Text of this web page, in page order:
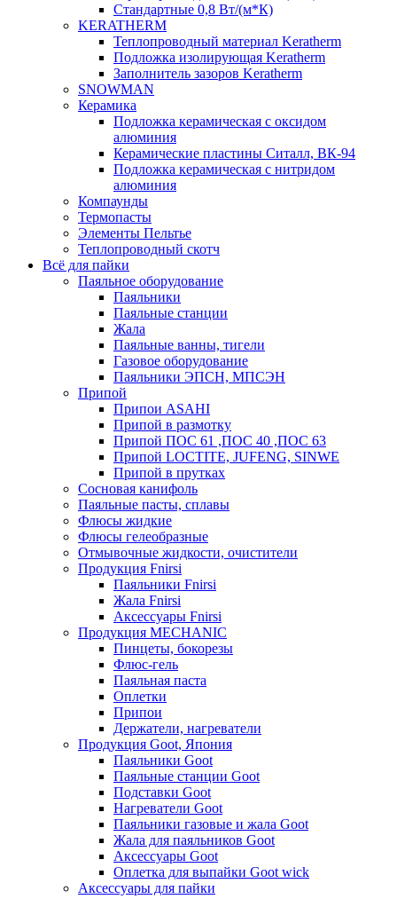
Стандартные 0,8 Вт/(м*К)
KERATHERM
Теплопроводный материал Keratherm
Подложка изолирующая Keratherm
Заполнитель зазоров Keratherm
SNOWMAN
Керамика
Подложка керамическая с оксидом
алюминия
Керамические пластины Ситалл, ВК-94
Подложка керамическая с нитридом
алюминия
Компаунды
Термопасты
Элементы Пельтье
Теплопроводный скотч
Всё для пайки
Паяльное оборудование
Паяльники
Паяльные станции
Жала
Паяльные ванны, тигели
Газовое оборудование
Паяльники ЭПСН, МПСЭН
Припой
Припои ASAHI
Припой в размотку
Припой ПОС 61 ,ПОС 40 ,ПОС 63
Припой LOCTITE, JUFENG, SINWE
Припой в прутках
Сосновая канифоль
Паяльные пасты, сплавы
Флюсы жидкие
Флюсы гелеобразные
Отмывочные жидкости, очистители
Продукция Fnirsi
Паяльники Fnirsi
Жала Fnirsi
Аксессуары Fnirsi
Продукция MECHANIC
Пинцеты, бокорезы
Флюс-гель
Паяльная паста
Оплетки
Припои
Держатели, нагреватели
Продукция Goot, Япония
Паяльники Goot
Паяльные станции Goot
Подставки Goot
Нагреватели Goot
Паяльники газовые и жала Goot
Жала для паяльников Goot
Аксессуары Goot
Оплетка для выпайки Goot wick
Аксессуары для пайки